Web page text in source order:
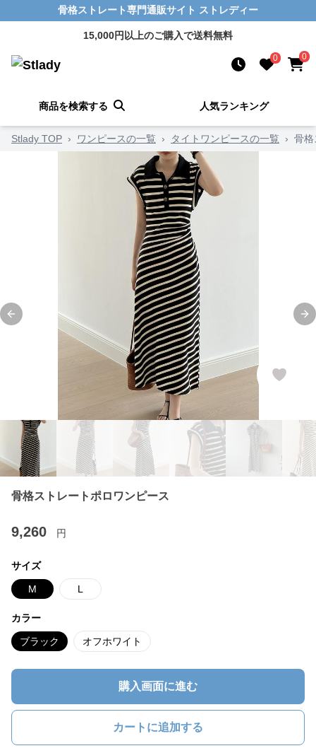
骨格ストレート専門通販サイト ストレディー
15,000円以上のご購入で送料無料
0 0
商品を検索する 人気ランキング
Stlady TOP › ワンピースの一覧 › タイトワンピースの一覧 › 骨格
Previous slide
骨格ストレートポロワンピース
9,260 円
サイズ
M L
カラー
ブラック オフホワイト
購入画面に進む
カートに追加する